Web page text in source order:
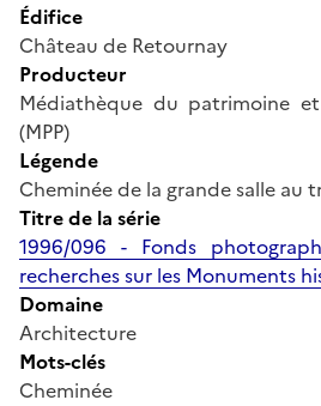
Édifice
Château de Retournay
Producteur
Médiathèque du patrimoine
(MPP)
Légende
Cheminée de la grande salle au
Titre de la série
1996/096 - Fonds
recherches sur les Monuments
Domaine
Architecture
Mots-clés
Cheminée